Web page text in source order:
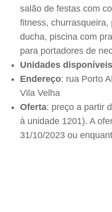
salão de festas com
fitness, churrasqueira,
ducha, piscina com
para portadores de
Unidades disponíveis
Endereço: rua Porto
Vila Velha
Oferta: preço a partir
à unidade 1201). A
31/10/2023 ou